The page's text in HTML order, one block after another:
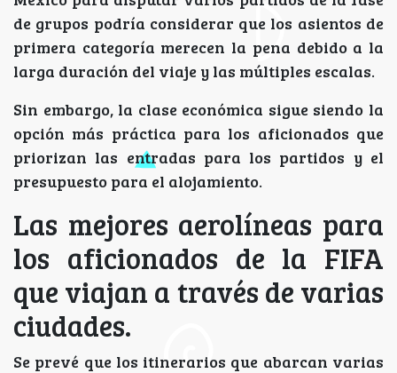
de grupos podría considerar que los asientos de
primera categoría merecen la pena debido a la
larga duración del viaje y las múltiples escalas.
Sin embargo, la clase económica sigue siendo la
opción más práctica para los aficionados que
priorizan las entradas para los partidos y el
presupuesto para el alojamiento.
Las mejores aerolíneas para
los aficionados de la FIFA
que viajan a través de varias
ciudades.
Se prevé que los itinerarios que abarcan varias